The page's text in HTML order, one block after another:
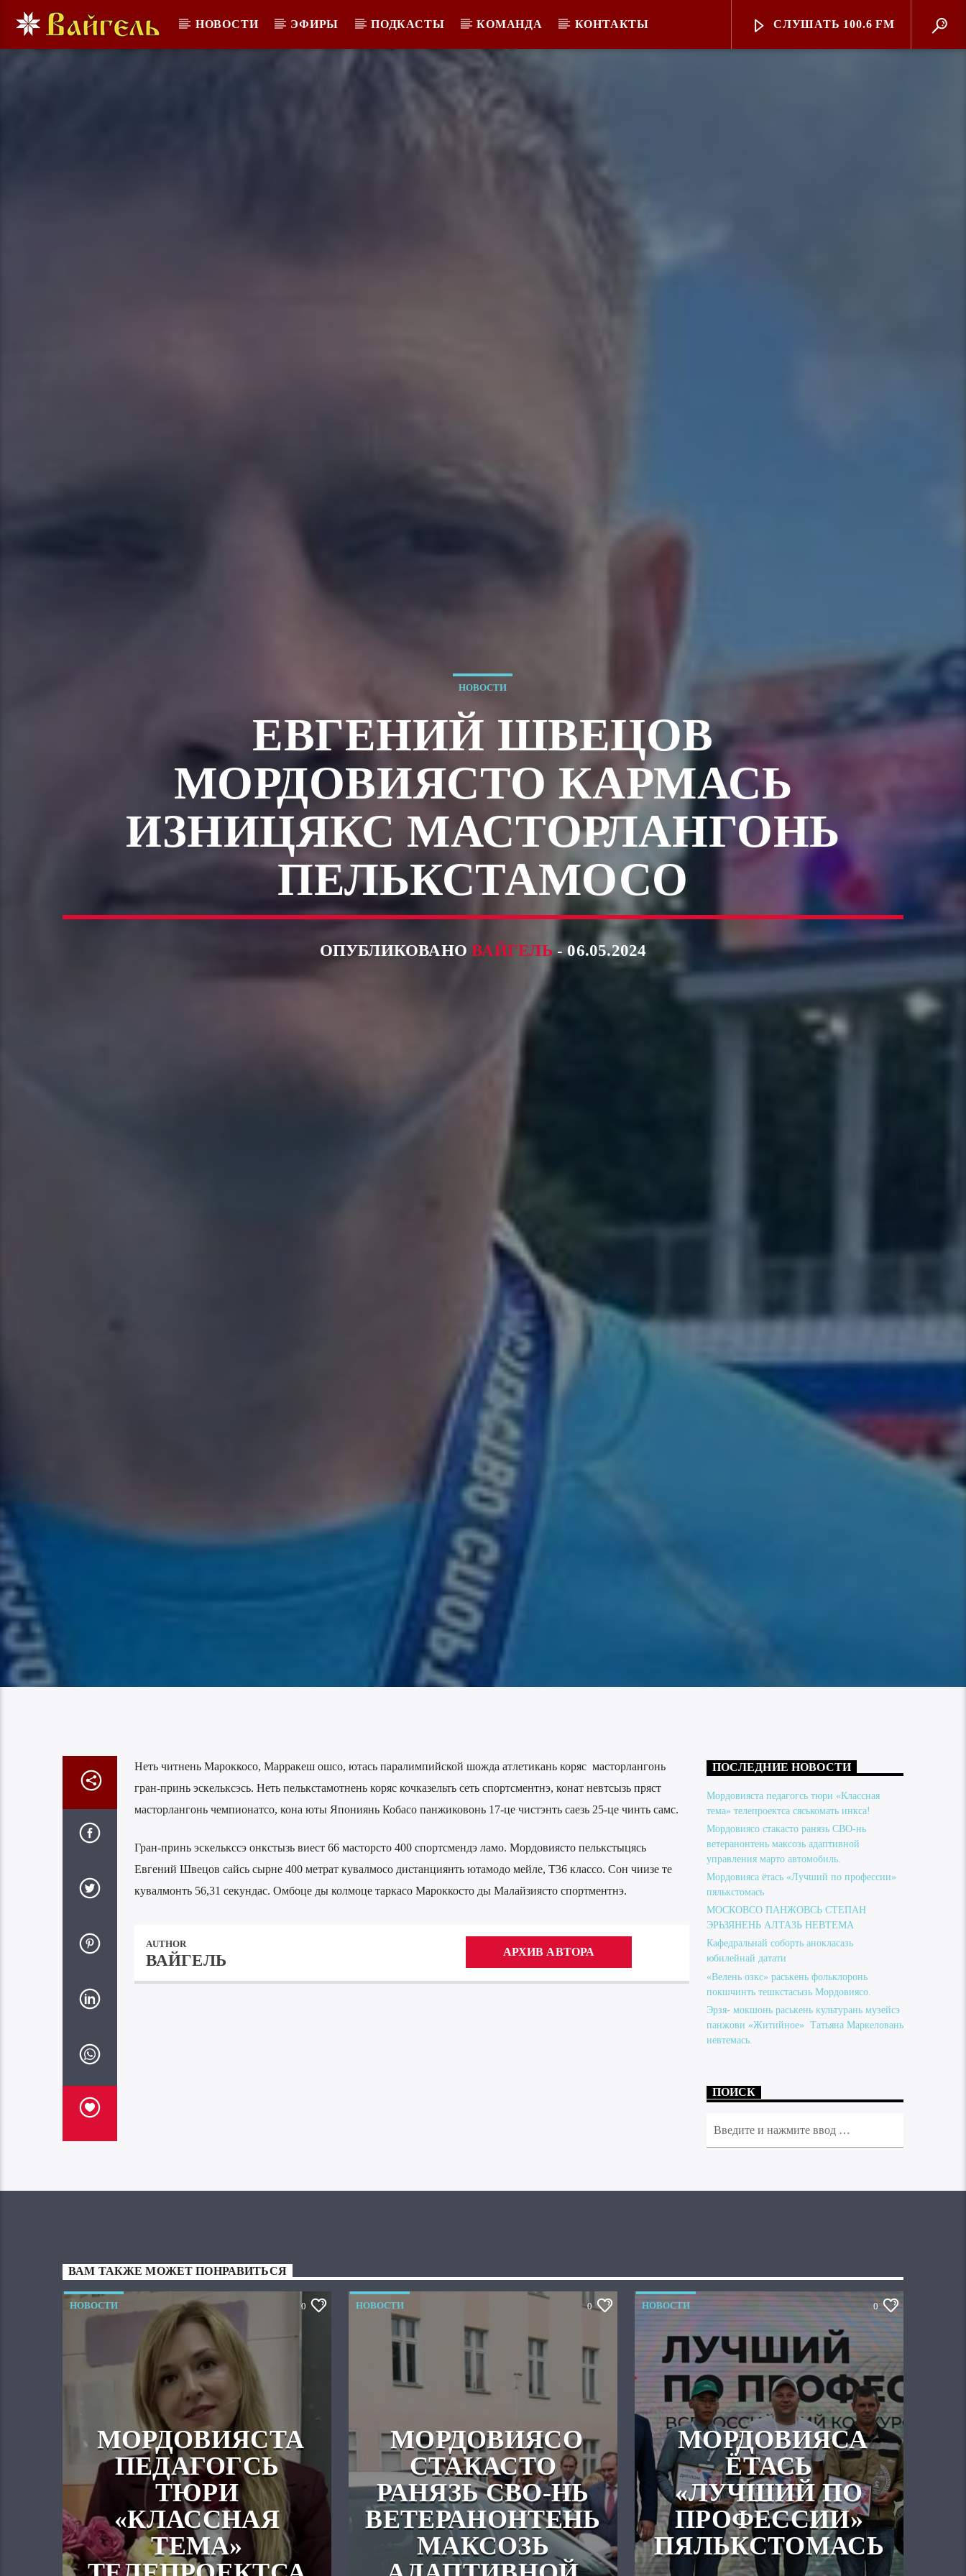
НОВОСТИ ЭФИРЫ ПОДКАСТЫ КОМАНДА КОНТАКТЫ СЛУШАТЬ 100.6 FM
НОВОСТИ
ЕВГЕНИЙ ШВЕЦОВ
МОРДОВИЯСТО КАРМАСЬ
ИЗНИЦЯКС МАСТОРЛАНГОНЬ
ПЕЛЬКСТАМОСО
ОПУБЛИКОВАНОВАЙГЕЛЬ- 06.05.2024
Неть читнень Мароккосо, Марракеш ошсо, ютась паралимпийской шожда атлетикань коряс масторлангонь
гран-принь эскельксэсь. Неть пелькстамотнень коряс кочказельть сеть спортсментнэ, конат невтсызь пряст
масторлангонь чемпионатсо, кона юты Япониянь Кобасо панжиковонь 17-це чистэнть саезь 25-це чинть самс.
Гран-принь эскелькссэ онкстызь виест 66 масторсто 400 спортсмендэ ламо. Мордовиясто пелькстыцясь
Евгений Швецов сайсь сырне 400 метрат кувалмосо дистанциянть ютамодо мейле, Т36 классо. Сон чиизе те
кувалмонть 56,31 секундас. Омбоце ды колмоце таркасо Мароккосто ды Малайзиясто спортментнэ.
AUTHOR
ВАЙГЕЛЬ
АРХИВ АВТОРА
ПОСЛЕДНИЕ НОВОСТИ
Мордовияста педагогсь тюри «Классная
тема» телепроектса сяськомать инкса!
Мордовиясо стакасто ранязь СВО-нь
ветеранонтень максозь адаптивной
управления марто автомобиль.
Мордовияса ётась «Лучший по профессии»
пялькстомась
МОСКОВСО ПАНЖОВСЬ СТЕПАН
ЭРЬЗЯНЕНЬ АЛТАЗЬ НЕВТЕМА
Кафедральнай соборть анокласазь
юбилейнай датати
«Велень озкс» раськень фольклоронь
покшчинть тешкстасызь Мордовиясо.
Эрзя- мокшонь раськень культурань музейсэ
панжови «Житийное» Татьяна Маркеловань
невтемась.
ПОИСК
ВАМ ТАКЖЕ МОЖЕТ ПОНРАВИТЬСЯ
НОВОСТИ 0
МОРДОВИЯСТА
ПЕДАГОГСЬ
ТЮРИ
«КЛАССНАЯ
ТЕМА»
НОВОСТИ 0
МОРДОВИЯСО
СТАКАСТО
РАНЯЗЬ СВО-НЬ
ВЕТЕРАНОНТЕНЬ
МАКСОЗЬ
НОВОСТИ 0
МОРДОВИЯСА
ЁТАСЬ
«ЛУЧШИЙ ПО
ПРОФЕССИИ»
ПЯЛЬКСТОМАСЬ